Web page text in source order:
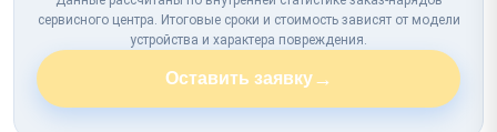
сервисного центра. Итоговые сроки и стоимость зависят от модели
устройства и характера повреждения.
Оставить заявку→